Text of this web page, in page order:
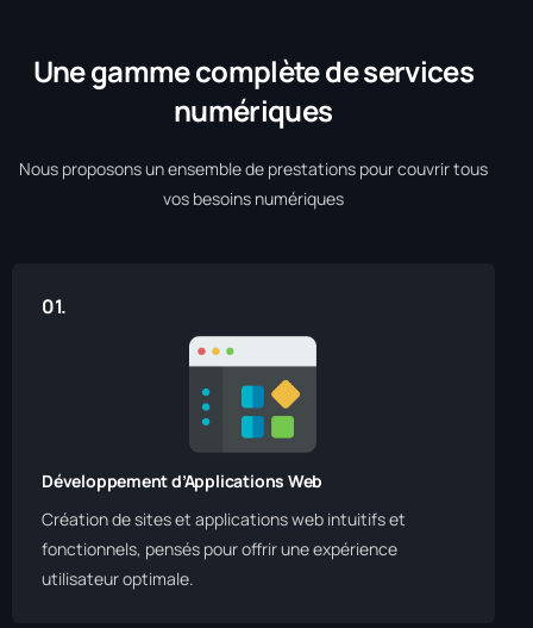
Une gamme complète de services
numériques
Nous proposons un ensemble de prestations pour couvrir tous
vos besoins numériques
01.
Développement d’Applications Web
Création de sites et applications web intuitifs et
fonctionnels, pensés pour offrir une expérience
utilisateur optimale.